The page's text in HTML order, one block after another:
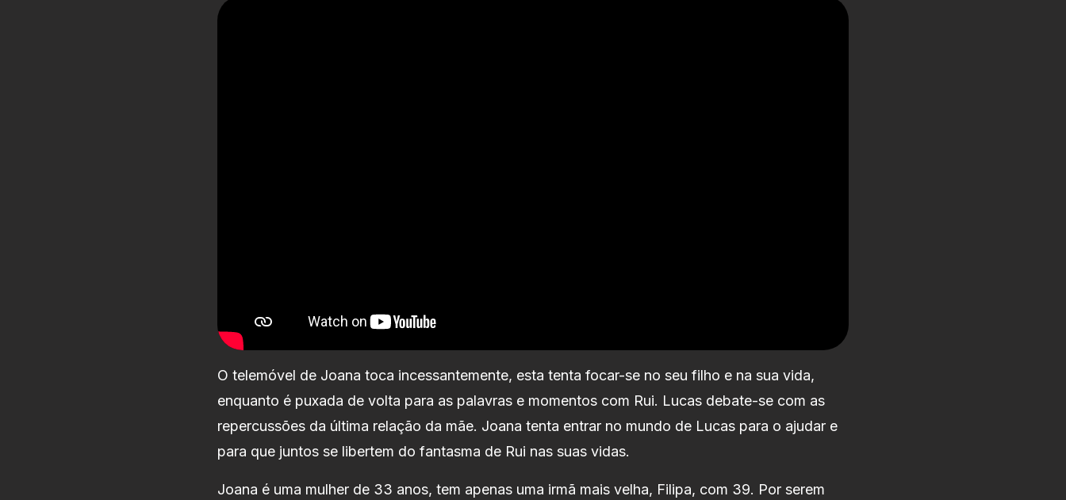
O telemóvel de Joana toca incessantemente, esta tenta focar-se no seu filho e na sua vida,
enquanto é puxada de volta para as palavras e momentos com Rui. Lucas debate-se com as
repercussões da última relação da mãe. Joana tenta entrar no mundo de Lucas para o ajudar e
para que juntos se libertem do fantasma de Rui nas suas vidas.
Joana é uma mulher de 33 anos, tem apenas uma irmã mais velha, Filipa, com 39. Por serem